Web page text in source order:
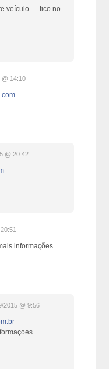
veículo … fico no
@ 14:10
@ 20:42
informações
2015 @ 9:56